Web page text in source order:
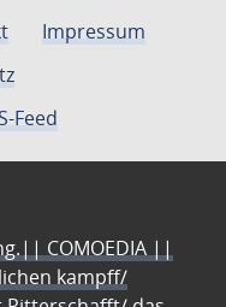
Impressum
Feed
COMOEDIA ||
kampff/